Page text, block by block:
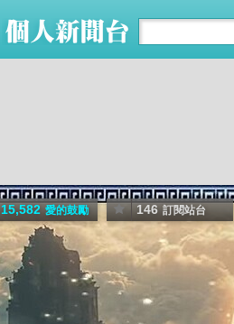
15,582 愛的鼓勵 146 訂閱站台